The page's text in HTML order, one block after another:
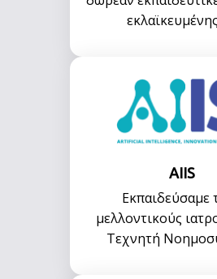
AIIS
Εκπαιδεύσαμε
μελλοντικούς
Τεχνητή